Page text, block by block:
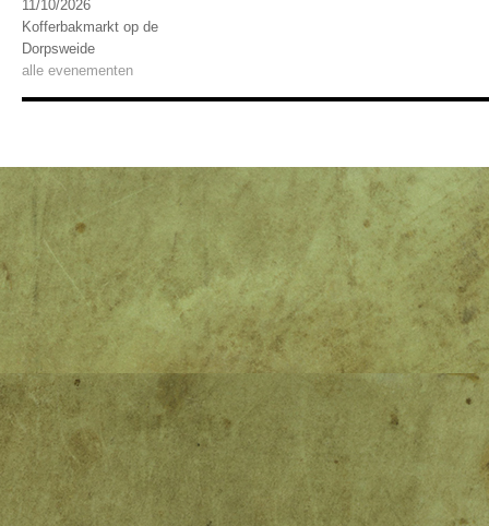
11/10/2026
Kofferbakmarkt op de
Dorpsweide
alle evenementen